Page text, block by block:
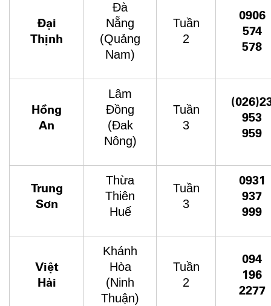
Đại
Thịnh
Đà
Nẵng
(Quảng
Nam)
Tuần
2
0906
574
578
Hồng
An
Lâm
Đồng
(Đak
Nông)
Tuần
3
953
959
Trung
Sơn
Thừa
Thiên
Huế
Tuần
3
0931
937
999
Việt
Hải
Khánh
Hòa
(Ninh
Thuận)
Tuần
2
094
196
2277